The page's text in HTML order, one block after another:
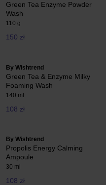
Green Tea Enzyme Powder
Wash
110 g
150 zł
By Wishtrend
Green Tea & Enzyme Milky
Foaming Wash
140 ml
108 zł
By Wishtrend
Propolis Energy Calming
Ampoule
30 ml
108 zł